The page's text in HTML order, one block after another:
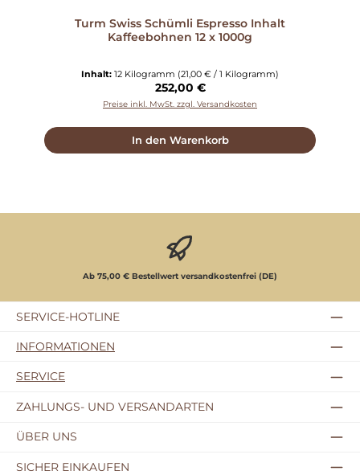
Turm Swiss Schümli Espresso Inhalt
Kaffeebohnen 12 x 1000g
Inhalt: 12 Kilogramm (21,00 € / 1 Kilogramm)
Regulärer Preis:
252,00 €
Preise inkl. MwSt. zzgl. Versandkosten
In den Warenkorb
Ab 75,00 € Bestellwert versandkostenfrei (DE)
SERVICE-HOTLINE
INFORMATIONEN
SERVICE
ZAHLUNGS- UND VERSANDARTEN
ÜBER UNS
SICHER EINKAUFEN